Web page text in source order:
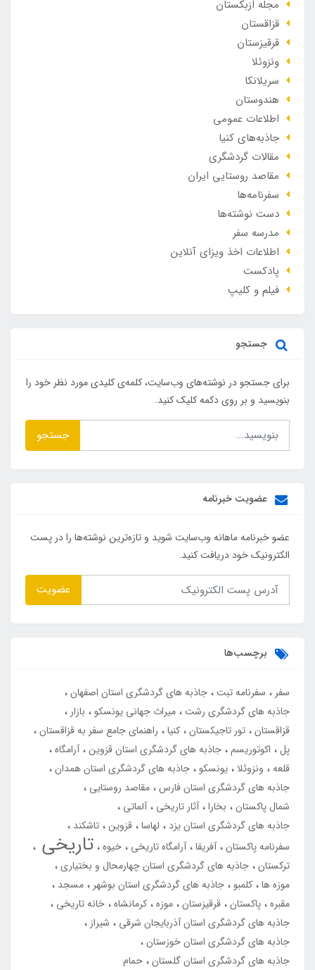
مجله ازبکستان
قزاقستان
قرقیزستان
ونزوئلا
سریلانکا
هندوستان
اطلاعات عمومی
جاذبه‌های کنیا
مقالات گردشگری
مقاصد روستایی ایران
سفرنامه‌ها
دست نوشته‌ها
مدرسه سفر
اطلاعات اخذ ویزای آنلاین
پادکست
فیلم و کلیپ
جستجو
برای جستجو در نوشته‌های وب‌سایت، کلمه‌ی کلیدی مورد نظر خود را
بنویسید و بر روی دکمه کلیک کنید.
جستجو
عضویت خبرنامه
عضو خبرنامه ماهانه وب‌سایت شوید و تازه‌ترین نوشته‌ها را در پست
الکترونیک خود دریافت کنید.
عضویت
برچسب‌ها
سفر سفرنامه تبت جاذبه های گردشگری استان اصفهان
جاذبه های گردشگری رشت میراث جهانی یونسکو
بازار
قزاقستان تور تاجیکستان کنیا
راهنمای جامع سفر به قزاقستان
پل
اکوتوریسم جاذبه های گردشگری استان قزوین آرامگاه
قلعه
ونزوئلا یونسکو جاذبه های گردشگری استان همدان
جاذبه های گردشگری استان فارس مقاصد روستایی
شمال پاکستان
بخارا آثار تاریخی
آلماتی
جاذبه های گردشگری استان یزد
لهاسا قزوین تاشکند
سفرنامه پاکستان آفریقا آرامگاه تاریخی خیوه تاریخی
ترکستان جاذبه های گردشگری استان چهارمحال و بختیاری
موزه ها کلمبو جاذبه های گردشگری استان بوشهر
مسجد
مقبره پاکستان قرقیزستان موزه کرمانشاه خانه تاریخی
جاذبه های گردشگری استان آذربایجان شرقی
شیراز
جاذبه های گردشگری استان خوزستان
جاذبه های گردشگری استان گلستان حمام